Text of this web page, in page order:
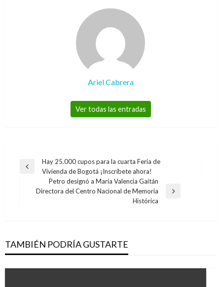
Ariel Cabrera
Ver todas las entradas
Navegación
entradas
Entrada
Hay 25.000 cupos para la cuarta Feria de
Vivienda de Bogotá ¡Inscríbete ahora!
Entrada
Petro designó a María Valencia Gaitán
Directora del Centro Nacional de Memoria
Histórica
TAMBIÉN PODRÍA GUSTARTE